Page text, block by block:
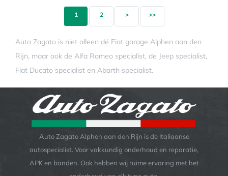
1 2 > >>
Auto Zagato is niet alleen dé Fiat garage Alphen aan den
Rijn, maar ook de Alfa Romeo specialist, de Jeep specialist,
Fiat Ducato specialist en Abarth specialist.
Auto Zagato Alphen aan den Rijn is de Italiaanse
autospecialist. Voor vakkundig onderhoud en reparatie,
APK en banden. Ook hebben wij ruime ervaring met het